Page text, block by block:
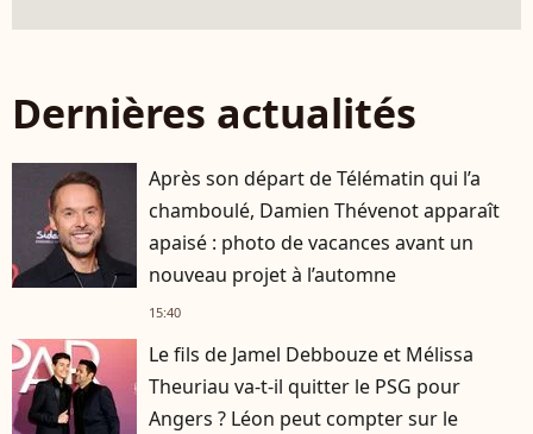
Dernières actualités
Après son départ de Télématin qui l’a
chamboulé, Damien Thévenot apparaît
apaisé : photo de vacances avant un
nouveau projet à l’automne
15:40
Le fils de Jamel Debbouze et Mélissa
Theuriau va-t-il quitter le PSG pour
Angers ? Léon peut compter sur le